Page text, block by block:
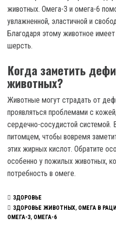
животных. Омега-3 и омега-6
увлажненной, эластичной и
Благодаря этому животное
шерсть.
Когда заметить
животных?
Животные могут страдать от
проявляться проблемами с
сердечно-сосудистой системой.
питомцем, чтобы вовремя
этих жирных кислот. Обратите
особенно у пожилых животных,
потребность в омеге.
ЗДОРОВЬЕ
ЗДОРОВЬЕ ЖИВОТНЫХ, ОМЕГА В
ОМЕГА-3, ОМЕГА-6